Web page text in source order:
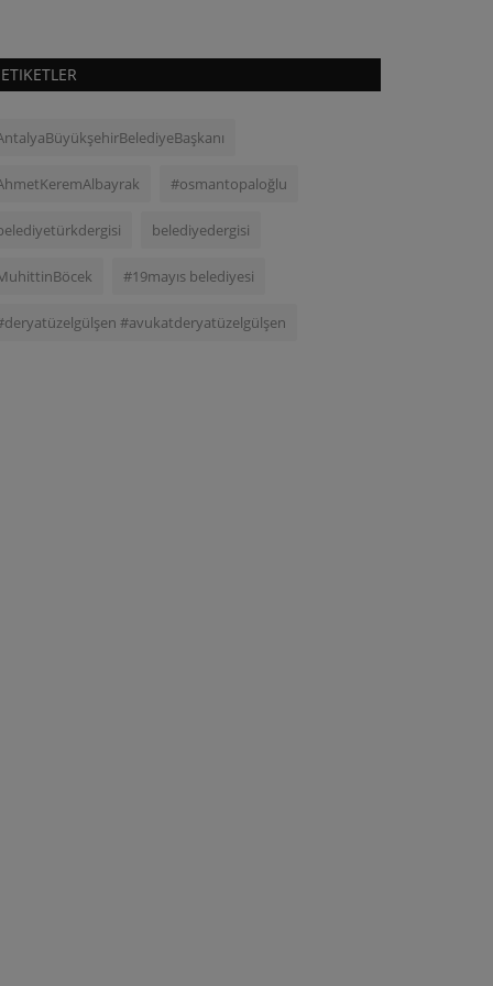
ETIKETLER
#osmantopaloğlu
belediyedergisi
#19mayıs belediyesi
#avukatderyatüzelgülşen